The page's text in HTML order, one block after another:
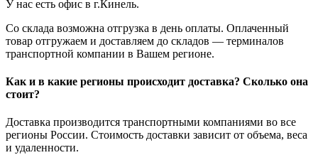
У нас есть офис в г.Кинель.
Со склада возможна отгрузка в день оплаты. Оплаченный
товар отгружаем и доставляем до складов — терминалов
транспортной компании в Вашем регионе.
Как и в какие регионы происходит доставка? Сколько она
стоит?
Доставка производится транспортными компаниями во все
регионы России. Стоимость доставки зависит от объема, веса
и удаленности.